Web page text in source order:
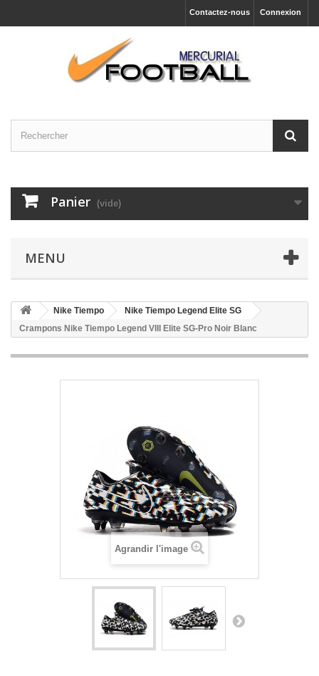
Connexion
Contactez-nous
Panier (vide)
MENU
Nike Tiempo
Nike Tiempo Legend Elite SG
Crampons Nike Tiempo Legend VIII Elite SG-Pro Noir Blanc
Agrandir l'image